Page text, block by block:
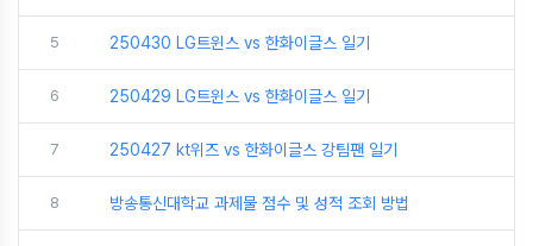
5 250430 LG트윈스 vs 한화이글스 일기
6 250429 LG트윈스 vs 한화이글스 일기
7 250427 kt위즈 vs 한화이글스 강팀팬 일기
8 방송통신대학교 과제물 점수 및 성적 조회 방법